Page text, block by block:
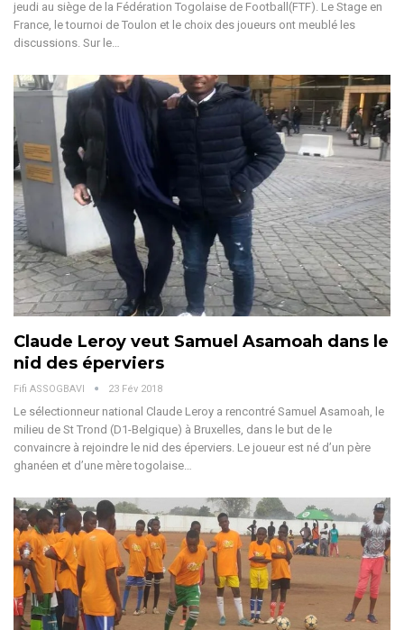
jeudi au siège de la Fédération Togolaise de Football(FTF). Le Stage en
France, le tournoi de Toulon et le choix des joueurs ont meublé les
discussions. Sur le…
Claude Leroy veut Samuel Asamoah dans le
nid des éperviers
Fifi ASSOGBAVI 23 Fév 2018
Le sélectionneur national Claude Leroy a rencontré Samuel Asamoah, le
milieu de St Trond (D1-Belgique) à Bruxelles, dans le but de le
convaincre à rejoindre le nid des éperviers. Le joueur est né d’un père
ghanéen et d’une mère togolaise…